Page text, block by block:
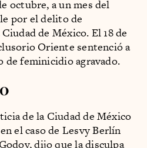
octubre, a un mes del
por el delito de
de México. El 18 de
Oriente sentenció a
de feminicidio agravado.
de la Ciudad de México
el caso de Lesvy Berlín
dijo que la disculpa